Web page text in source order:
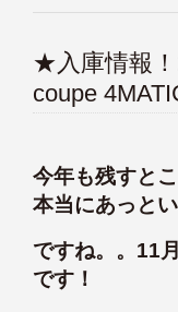
★入庫情報！
coupe
今年も残すと
本当にあっと
ですね。。11
です！